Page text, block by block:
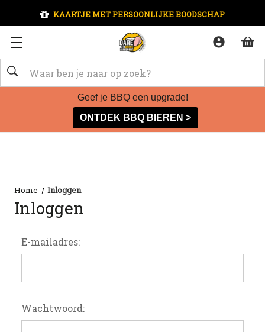
KAARTJE MET PERSOONLIJKE BOODSCHAP
Zoeken
Geef je BBQ een upgrade!
ONTDEK BBQ BIEREN >
Home Inloggen
Inloggen
E-mailadres:
Wachtwoord: